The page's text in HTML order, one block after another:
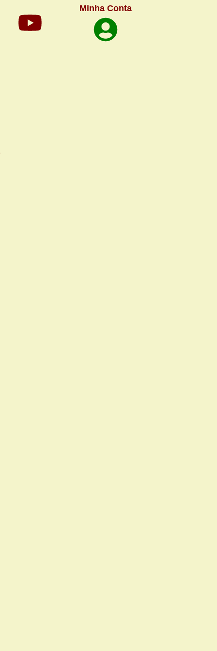
Minha Conta